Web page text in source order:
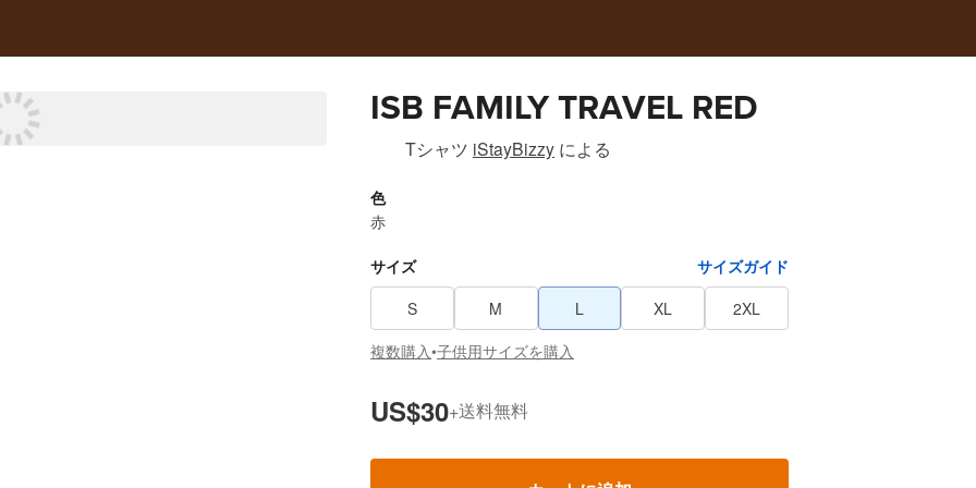
ISB FAMILY TRAVEL RED
Tシャツ iStayBizzy による
色
赤
サイズ
サイズガイド
S
M L XL
2XL
複数購入•子供用サイズを購入
US$30+送料無料